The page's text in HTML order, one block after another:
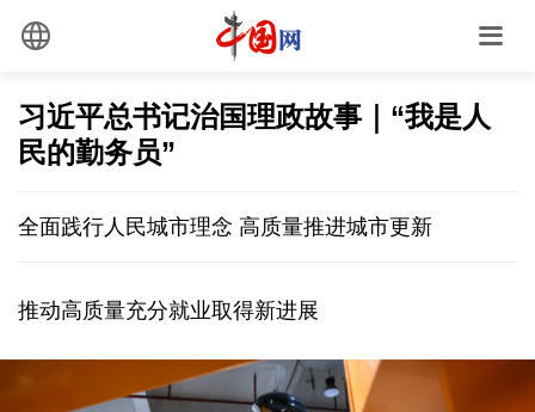
习近平总书记治国理政故事｜“我是人
民的勤务员”
全面践行人民城市理念 高质量推进城市更新
推动高质量充分就业取得新进展